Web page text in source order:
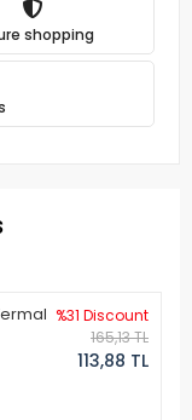
shopping
%31 Discount
165,13 TL
113,88 TL